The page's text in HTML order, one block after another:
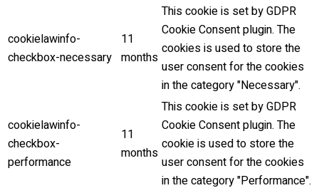
cookielawinfo-
checkbox-necessary
11
months
This cookie is set by GDPR
Cookie Consent plugin. The
cookies is used to store the
user consent for the cookies
in the category "Necessary".
cookielawinfo-
checkbox-
performance
11
months
This cookie is set by GDPR
Cookie Consent plugin. The
cookie is used to store the
user consent for the cookies
in the category "Performance".